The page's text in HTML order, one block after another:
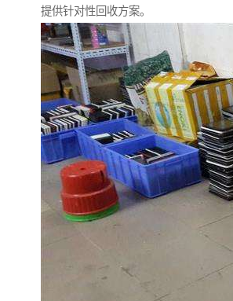
提供针对性回收方案。